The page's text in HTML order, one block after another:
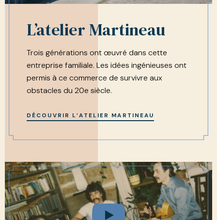
L’atelier Martineau
Trois générations ont œuvré dans cette
entreprise familiale. Les idées ingénieuses ont
permis à ce commerce de survivre aux
obstacles du 20e siècle.
DÉCOUVRIR L’ATELIER MARTINEAU